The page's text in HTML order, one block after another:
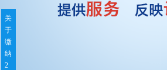
关
于
缴
纳
2